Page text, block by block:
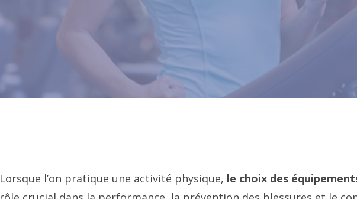
Lorsque l’on pratique une activité physique, le choix des